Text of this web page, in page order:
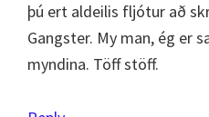
þú ert aldeilis fljótur að
Gangster. My man, ég er
myndina. Töff stöff.